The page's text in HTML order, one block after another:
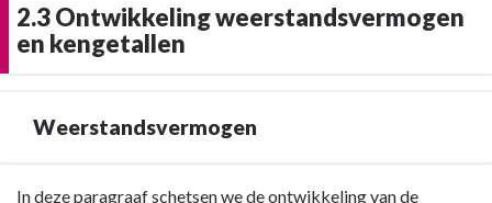
2.3 Ontwikkeling weerstandsvermogen
en kengetallen
Weerstandsvermogen
Terug
In deze paragraaf schetsen we de ontwikkeling van de